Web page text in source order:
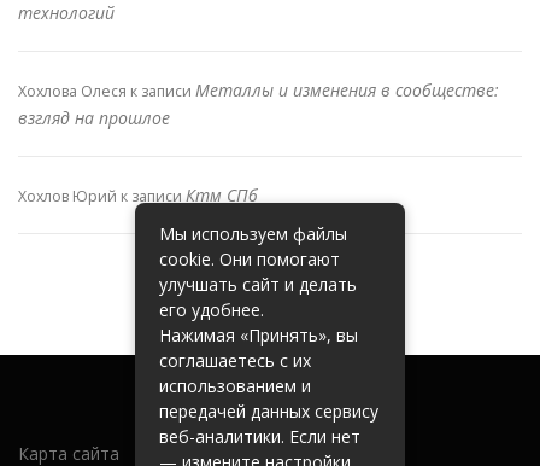
технологий
Хохлова Олеся к записи Металлы и изменения в сообществе:
взгляд на прошлое
Хохлов Юрий к записи Ктм СПб
Карта сайта
Мы используем файлы
cookie. Они помогают
улучшать сайт и делать
его удобнее.
Нажимая «Принять», вы
соглашаетесь с их
использованием и
передачей данных сервису
веб-аналитики. Если нет